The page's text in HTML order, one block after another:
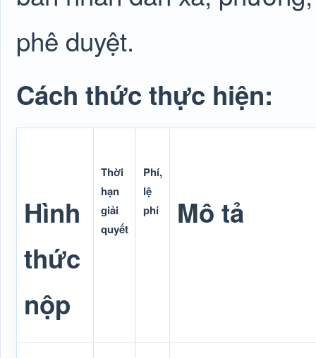
phê duyệt.
Cách thức thực hiện:
Hình
thức
nộp
Thời
hạn
giải
quyết
Phí,
lệ
phí
Mô tả